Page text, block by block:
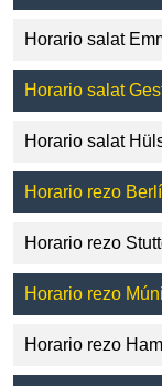
Horario salat
Horario salat
Horario salat
Horario rezo
Horario rezo
Horario rezo
Horario rezo